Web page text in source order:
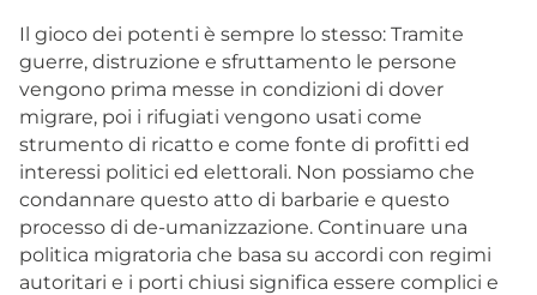
Il gioco dei potenti è sempre lo stesso: Tramite
guerre, distruzione e sfruttamento le persone
vengono prima messe in condizioni di dover
migrare, poi i rifugiati vengono usati come
strumento di ricatto e come fonte di profitti ed
interessi politici ed elettorali. Non possiamo che
condannare questo atto di barbarie e questo
processo di de-umanizzazione. Continuare una
politica migratoria che basa su accordi con regimi
autoritari e i porti chiusi significa essere complici e